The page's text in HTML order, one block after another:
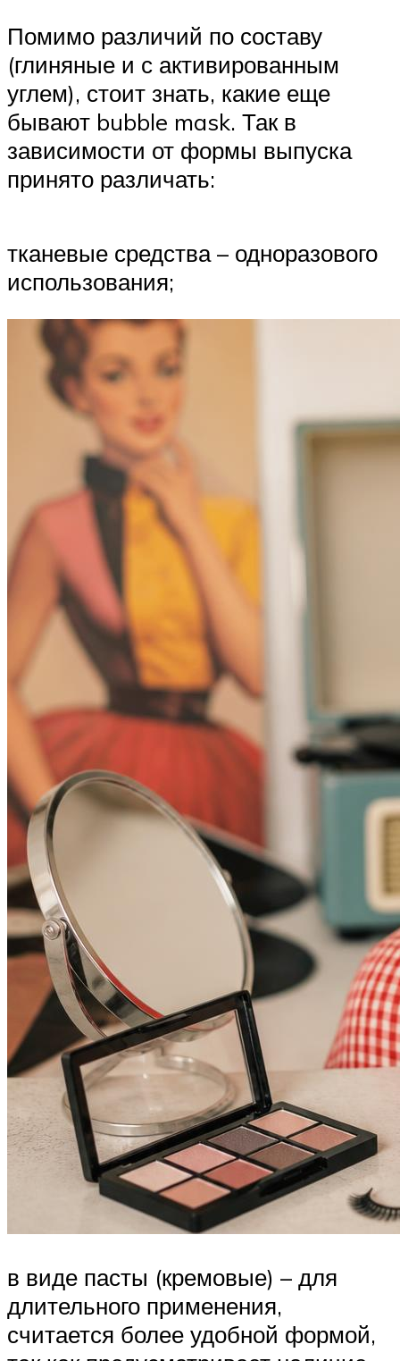
Помимо различий по составу
(глиняные и с активированным
углем), стоит знать, какие еще
бывают bubble mask. Так в
зависимости от формы выпуска
принято различать:
тканевые средства – одноразового
использования;
в виде пасты (кремовые) – для
длительного применения,
считается более удобной формой,